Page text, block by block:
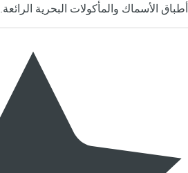
أطباق الأسماك والمأكولات البحرية الرائعة.